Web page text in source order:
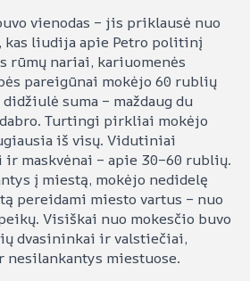
vienodas – jis priklausė nuo
kas liudija apie Petro politinį
rūmų nariai, kariuomenės
pareigūnai mokėjo 60 rublių
suma – maždaug du
Turtingi pirkliai mokėjo
iš visų. Vidutiniai
maskvėnai – apie 30–60 rublių.
į miestą, mokėjo nedidelę
pereidami miesto vartus – nuo
Visiškai nuo mokesčio buvo
dvasininkai ir valstiečiai,
nesilankantys miestuose.